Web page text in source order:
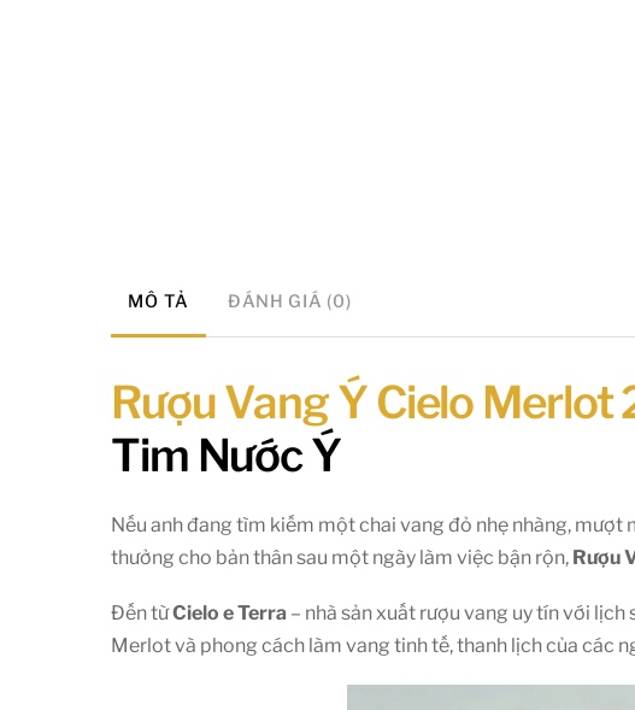
MÔ TẢ ĐÁNH GIÁ (0)
Rượu Vang Ý Cielo Merlot
Tim Nước Ý
Nếu anh đang tìm kiếm một chai vang đỏ nhẹ nhàng,
thưởng cho bản thân sau một ngày làm việc bận rộn, Rượu
Đến từCielo e Terra – nhà sản xuất rượu vang uy tín với
Merlot và phong cách làm vang tinh tế, thanh lịch của các